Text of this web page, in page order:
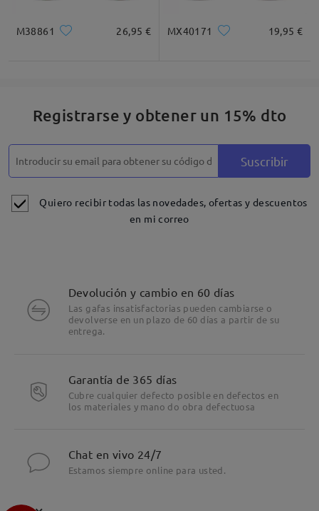
M38861 26,95 € MX40171 19,95 €
Registrarse y obtener un 15% dto
Suscribir
Quiero recibir todas las novedades, ofertas y descuentos
en mi correo
Devolución y cambio en 60 días
Las gafas insatisfactorias pueden cambiarse o
devolverse en un plazo de 60 días a partir de su
entrega.
Garantía de 365 días
Cubre cualquier defecto posible en defectos en
los materiales y mano do obra defectuosa
Chat en vivo 24/7
Estamos siempre online para usted.